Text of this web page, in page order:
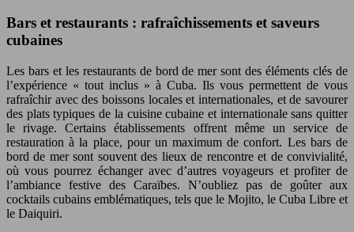
Bars et restaurants : rafraîchissements et saveurs
cubaines
Les bars et les restaurants de bord de mer sont des éléments clés de
l’expérience « tout inclus » à Cuba. Ils vous permettent de vous
rafraîchir avec des boissons locales et internationales, et de savourer
des plats typiques de la cuisine cubaine et internationale sans quitter
le rivage. Certains établissements offrent même un service de
restauration à la place, pour un maximum de confort. Les bars de
bord de mer sont souvent des lieux de rencontre et de convivialité,
où vous pourrez échanger avec d’autres voyageurs et profiter de
l’ambiance festive des Caraïbes. N’oubliez pas de goûter aux
cocktails cubains emblématiques, tels que le Mojito, le Cuba Libre et
le Daiquiri.